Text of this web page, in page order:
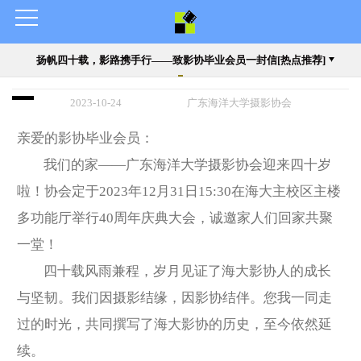
扬帆四十载，影路携手行——致影协毕业会员一封信[热点推荐]
2023-10-24 广东海洋大学摄影协会
亲爱的影协毕业会员：
我们的家——广东海洋大学摄影协会迎来四十岁
啦！协会定于2023年12月31日15:30在海大主校区主楼
多功能厅举行40周年庆典大会，诚邀家人们回家共聚
一堂！
四十载风雨兼程，岁月见证了海大影协人的成长
与坚韧。我们因摄影结缘，因影协结伴。您我一同走
过的时光，共同撰写了海大影协的历史，至今依然延
续。